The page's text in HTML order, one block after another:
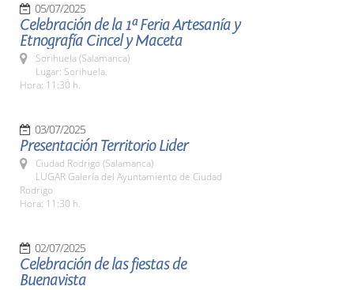
05/07/2025
Celebración de la 1ª Feria Artesanía y
Etnografía Cincel y Maceta
Sorihuela (Salamanca)
Lugar: Sorihuela.
Hora: 11:30 h.
03/07/2025
Presentación Territorio Lider
Ciudad Rodrigo (Salamanca)
LUGAR Galería del Ayuntamiento de Ciudad
Rodrigo
Hora: 11:30 h.
02/07/2025
Celebración de las fiestas de
Buenavista